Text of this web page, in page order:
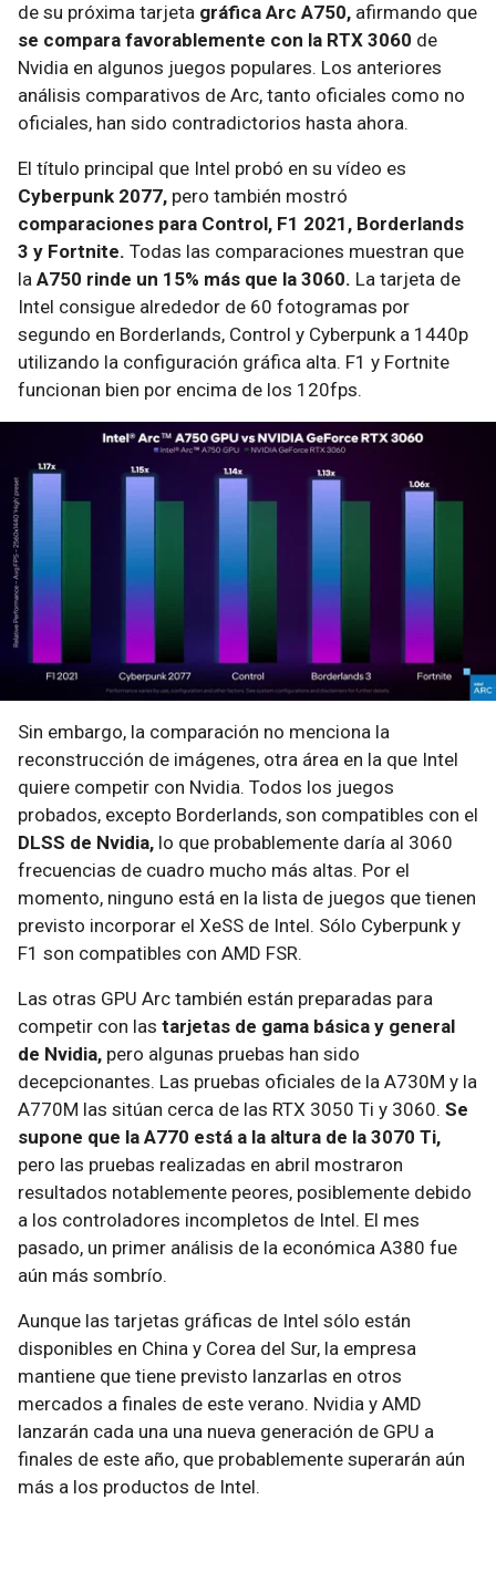
de su próxima tarjeta gráfica Arc A750, afirmando que
se compara favorablemente con la RTX 3060 de
Nvidia en algunos juegos populares. Los anteriores
análisis comparativos de Arc, tanto oficiales como no
oficiales, han sido contradictorios hasta ahora.
El título principal que Intel probó en su vídeo es
Cyberpunk 2077, pero también mostró
comparaciones para Control, F1 2021, Borderlands
3 y Fortnite. Todas las comparaciones muestran que
la A750 rinde un 15% más que la 3060. La tarjeta de
Intel consigue alrededor de 60 fotogramas por
segundo en Borderlands, Control y Cyberpunk a 1440p
utilizando la configuración gráfica alta. F1 y Fortnite
funcionan bien por encima de los 120fps.
Sin embargo, la comparación no menciona la
reconstrucción de imágenes, otra área en la que Intel
quiere competir con Nvidia. Todos los juegos
probados, excepto Borderlands, son compatibles con el
DLSS de Nvidia, lo que probablemente daría al 3060
frecuencias de cuadro mucho más altas. Por el
momento, ninguno está en la lista de juegos que tienen
previsto incorporar el XeSS de Intel. Sólo Cyberpunk y
F1 son compatibles con AMD FSR.
Las otras GPU Arc también están preparadas para
competir con las tarjetas de gama básica y general
de Nvidia, pero algunas pruebas han sido
decepcionantes. Las pruebas oficiales de la A730M y la
A770M las sitúan cerca de las RTX 3050 Ti y 3060. Se
supone que la A770 está a la altura de la 3070 Ti,
pero las pruebas realizadas en abril mostraron
resultados notablemente peores, posiblemente debido
a los controladores incompletos de Intel. El mes
pasado, un primer análisis de la económica A380 fue
aún más sombrío.
Aunque las tarjetas gráficas de Intel sólo están
disponibles en China y Corea del Sur, la empresa
mantiene que tiene previsto lanzarlas en otros
mercados a finales de este verano. Nvidia y AMD
lanzarán cada una una nueva generación de GPU a
finales de este año, que probablemente superarán aún
más a los productos de Intel.